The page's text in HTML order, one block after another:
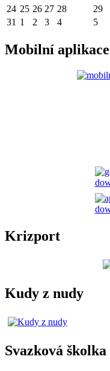
24 25 26 27 28 29
31 1 2 3 4 5
Mobilní aplikace
Krizport
Kudy z nudy
Svazková školka